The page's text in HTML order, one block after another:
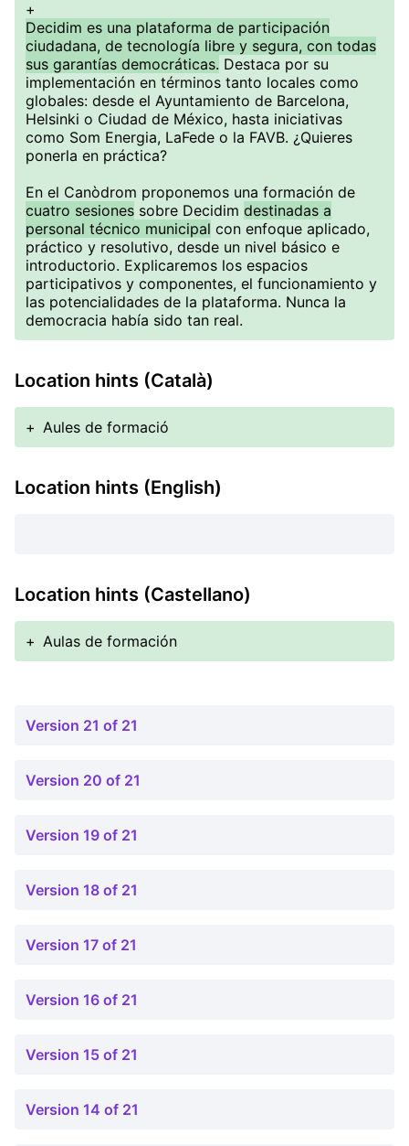
+
Decidim es una plataforma de participación
ciudadana, de tecnología libre y segura, con todas
sus garantías democráticas. Destaca por su
implementación en términos tanto locales como
globales: desde el Ayuntamiento de Barcelona, ​​
Helsinki o Ciudad de México, hasta iniciativas
como Som Energia, LaFede o la FAVB. ¿Quieres
ponerla en práctica?
En el Canòdrom proponemos una formación de
cuatro sesiones sobre Decidim destinadas a
personal técnico municipal con enfoque aplicado,
práctico y resolutivo, desde un nivel básico e
introductorio. Explicaremos los espacios
participativos y componentes, el funcionamiento y
las potencialidades de la plataforma. Nunca la
democracia había sido tan real.
Location hints (Català)
+ Aules de formació
Location hints (English)
Location hints (Castellano)
+ Aulas de formación
Version 21 of 21
Version 20 of 21
Version 19 of 21
Version 18 of 21
Version 17 of 21
Version 16 of 21
Version 15 of 21
Version 14 of 21